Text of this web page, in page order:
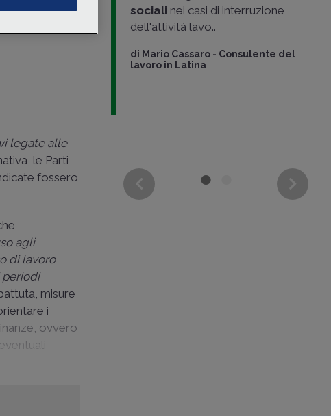
legate alle
le Parti
fossero
agli
di lavoro
misure
i
ovvero
orarisono i
socialinei casi di interruzione
dell'attività lavo..
di Mario Cassaro - Consulente del
lavoro in Latina